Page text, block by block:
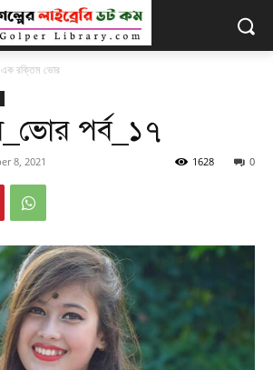
এক রক্তিম ভোর
পর্ব_১৭
8, 2021 0
1628